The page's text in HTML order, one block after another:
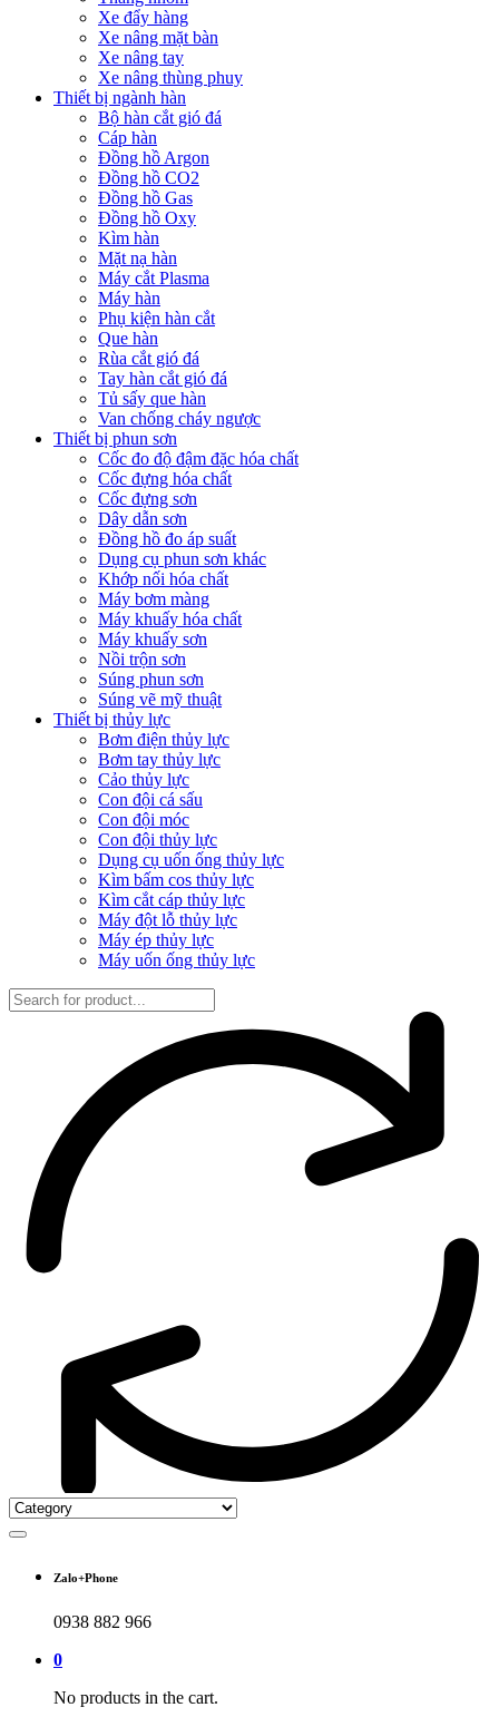
Xe đẩy hàng
Xe nâng mặt bàn
Xe nâng tay
Xe nâng thùng phuy
Thiết bị ngành hàn
Bộ hàn cắt gió đá
Cáp hàn
Đồng hồ Argon
Đồng hồ CO2
Đồng hồ Gas
Đồng hồ Oxy
Kìm hàn
Mặt nạ hàn
Máy cắt Plasma
Máy hàn
Phụ kiện hàn cắt
Que hàn
Rùa cắt gió đá
Tay hàn cắt gió đá
Tủ sấy que hàn
Van chống cháy ngược
Thiết bị phun sơn
Cốc đo độ đậm đặc hóa chất
Cốc đựng hóa chất
Cốc đựng sơn
Dây dẫn sơn
Đồng hồ đo áp suất
Dụng cụ phun sơn khác
Khớp nối hóa chất
Máy bơm màng
Máy khuấy hóa chất
Máy khuấy sơn
Nồi trộn sơn
Súng phun sơn
Súng vẽ mỹ thuật
Thiết bị thủy lực
Bơm điện thủy lực
Bơm tay thủy lực
Cảo thủy lực
Con đội cá sấu
Con đội móc
Con đội thủy lực
Dụng cụ uốn ống thủy lực
Kìm bấm cos thủy lực
Kìm cắt cáp thủy lực
Máy đột lỗ thủy lực
Máy ép thủy lực
Máy uốn ống thủy lực
Zalo+Phone
0938 882 966
0
No products in the cart.